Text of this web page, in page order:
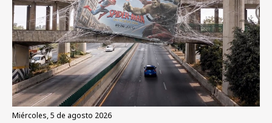
miércoles, 5 de agosto 2026